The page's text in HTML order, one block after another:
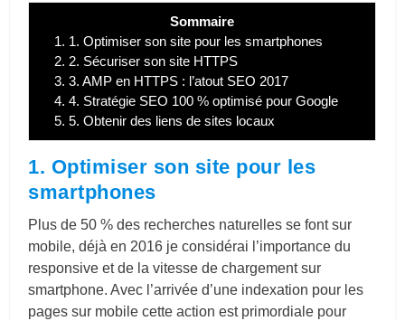
Sommaire
1. 1. Optimiser son site pour les smartphones
2. 2. Sécuriser son site HTTPS
3. 3. AMP en HTTPS : l’atout SEO 2017
4. 4. Stratégie SEO 100 % optimisé pour Google
5. 5. Obtenir des liens de sites locaux
1. Optimiser son site pour les
smartphones
Plus de 50 % des recherches naturelles se font sur
mobile, déjà en 2016 je considérai l’importance du
responsive et de la vitesse de chargement sur
smartphone. Avec l’arrivée d’une indexation pour les
pages sur mobile cette action est primordiale pour